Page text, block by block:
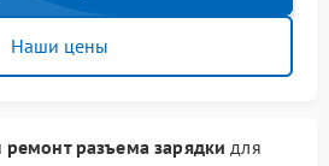
Наши цены
ремонт разъема зарядки для